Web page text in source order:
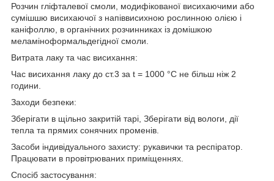
Розчин гліфталевої смоли, модифікованої висихаючими або
сумішшю висихаючої з напіввисихною рослинною олією і
каніфоллю, в органічних розчинниках із домішкою
меламіноформальдегідної смоли.
Витрата лаку та час висихання:
Час висихання лаку до ст.3 за t = 1000 °C не більш ніж 2
години.
Заходи безпеки:
Зберігати в щільно закритій тарі, Зберігати від вологи, дії
тепла та прямих сонячних променів.
Засоби індивідуального захисту: рукавички та респіратор.
Працювати в провітрюваних приміщеннях.
Спосіб застосування: